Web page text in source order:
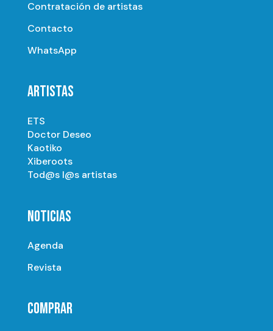
Contratación de artistas
Contacto
WhatsApp
ARTISTAS
ETS
Doctor Deseo
Kaotiko
Xiberoots
Tod@s l@s artistas
NOTICIAS
Agenda
Revista
COMPRAR